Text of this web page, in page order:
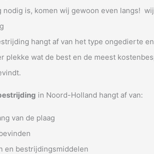
nodig is, komen wij gewoon even langs!
hangt af van het type ongedierte
plekke wat de best en de meest
in Noord-Holland hangt af van:
van de plaag
en bestrijdingsmiddelen